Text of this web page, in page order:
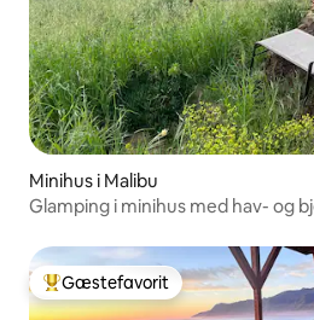
Minihus i Malibu
Glamping i minihus med hav- og
Bedste gæstefavorit
Gæstefavorit